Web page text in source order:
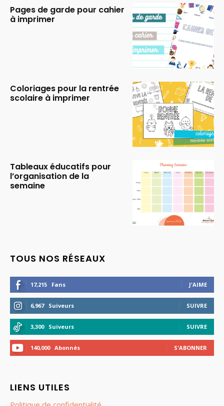
Pages de garde pour cahier
à imprimer
Coloriages pour la rentrée
scolaire à imprimer
Tableaux éducatifs pour
l’organisation de la
semaine
TOUS NOS RÉSEAUX
17,215 Fans J'AIME
6,967 Suiveurs SUIVRE
3,300 Suiveurs SUIVRE
140,000 Abonnés S'ABONNER
LIENS UTILES